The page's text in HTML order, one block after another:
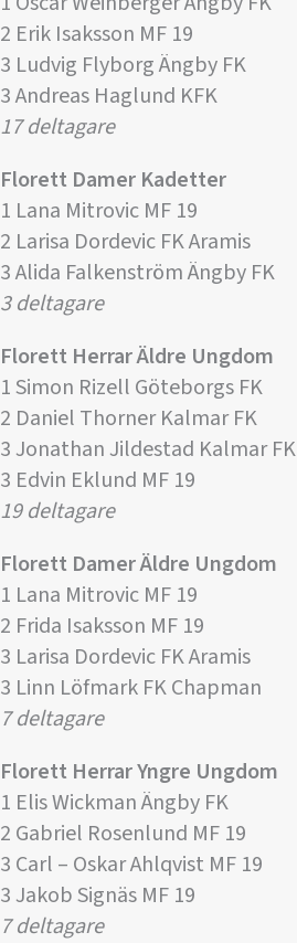
2 Erik Isaksson MF 19
3 Ludvig Flyborg Ängby FK
3 Andreas Haglund KFK
17 deltagare
Florett Damer Kadetter
1 Lana Mitrovic MF 19
2 Larisa Dordevic FK Aramis
3 Alida Falkenström Ängby FK
3 deltagare
Florett Herrar Äldre Ungdom
1 Simon Rizell Göteborgs FK
2 Daniel Thorner Kalmar FK
3 Jonathan Jildestad Kalmar FK
3 Edvin Eklund MF 19
19 deltagare
Florett Damer Äldre Ungdom
1 Lana Mitrovic MF 19
2 Frida Isaksson MF 19
3 Larisa Dordevic FK Aramis
3 Linn Löfmark FK Chapman
7 deltagare
Florett Herrar Yngre Ungdom
1 Elis Wickman Ängby FK
2 Gabriel Rosenlund MF 19
3 Carl – Oskar Ahlqvist MF 19
3 Jakob Signäs MF 19
7 deltagare